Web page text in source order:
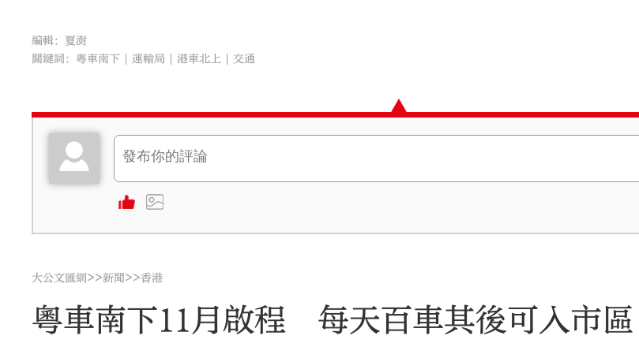
編輯：夏澍
關鍵詞： 粵車南下 運輸局 港車北上 交通
大公文匯網>>新聞>>香港
粵車南下11月啟程 每天百車其後可入市區